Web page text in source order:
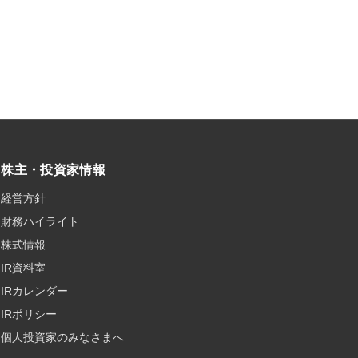
株主・投資家情報
経営方針
財務ハイライト
株式情報
IR資料室
IRカレンダー
IRポリシー
個人投資家のみなさまへ